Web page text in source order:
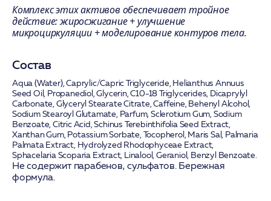
Комплекс этих активов обеспечивает тройное
действие: жиросжигание + улучшение
микроциркуляции + моделирование контуров тела.
Состав
Aqua (Water), Caprylic/Capric Triglyceride, Helianthus Annuus
Seed Oil, Propanediol, Glycerin, C10-18 Triglycerides, Dicaprylyl
Carbonate, Glyceryl Stearate Citrate, Caffeine, Behenyl Alcohol,
Sodium Stearoyl Glutamate, Parfum, Sclerotium Gum, Sodium
Benzoate, Citric Acid, Schinus Terebinthifolia Seed Extract,
Xanthan Gum, Potassium Sorbate, Tocopherol, Maris Sal, Palmaria
Palmata Extract, Hydrolyzed Rhodophyceae Extract,
Sphacelaria Scoparia Extract, Linalool, Geraniol, Benzyl Benzoate.
Не содержит парабенов, сульфатов. Бережная
формула.